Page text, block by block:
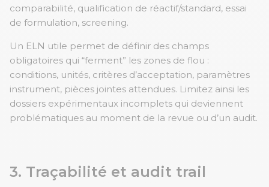
comparabilité, qualification de réactif/standard, essai
de formulation, screening.
Un ELN utile permet de définir des champs
obligatoires qui “ferment” les zones de flou :
conditions, unités, critères d’acceptation, paramètres
instrument, pièces jointes attendues. Limitez ainsi les
dossiers expérimentaux incomplets qui deviennent
problématiques au moment de la revue ou d’un audit.
3. Traçabilité et audit trail